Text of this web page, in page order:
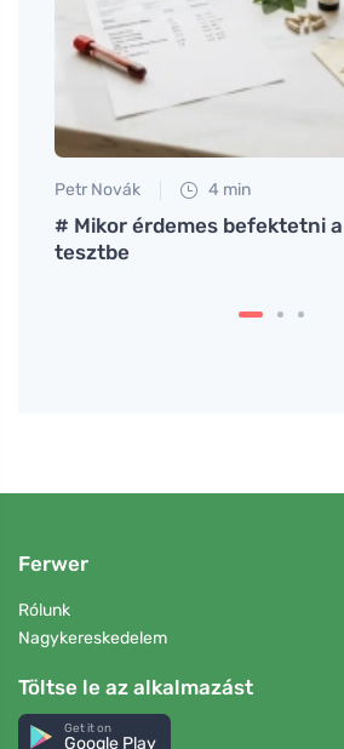
Petr Novák 4 min
# Mikor érdemes befektetni a
tesztbe
Ferwer
Rólunk
Nagykereskedelem
Töltse le az alkalmazást
Get it on
Google Play